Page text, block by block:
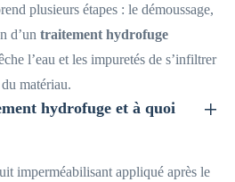
plusieurs étapes : le démoussage,
d’un traitement hydrofuge
l’eau et les impuretés de s’infiltrer
matériau.
hydrofuge et à quoi
imperméabilisant appliqué après le